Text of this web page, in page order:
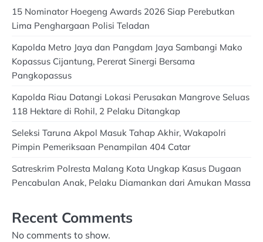
15 Nominator Hoegeng Awards 2026 Siap Perebutkan
Lima Penghargaan Polisi Teladan
Kapolda Metro Jaya dan Pangdam Jaya Sambangi Mako
Kopassus Cijantung, Pererat Sinergi Bersama
Pangkopassus
Kapolda Riau Datangi Lokasi Perusakan Mangrove Seluas
118 Hektare di Rohil, 2 Pelaku Ditangkap
Seleksi Taruna Akpol Masuk Tahap Akhir, Wakapolri
Pimpin Pemeriksaan Penampilan 404 Catar
Satreskrim Polresta Malang Kota Ungkap Kasus Dugaan
Pencabulan Anak, Pelaku Diamankan dari Amukan Massa
Recent Comments
No comments to show.